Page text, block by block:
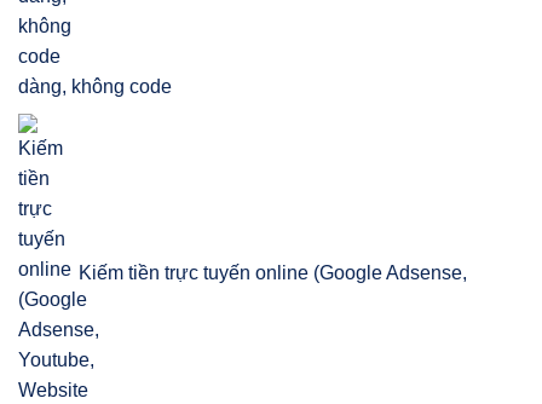
dàng, không code
Kiếm tiền trực tuyến online (Google Adsense,